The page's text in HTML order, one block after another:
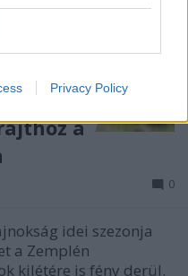
Privacy Policy
a
0
idei szezonja
a Zemplén
kilétére is fény derül.